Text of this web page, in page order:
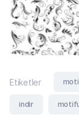
Etiketler
indir